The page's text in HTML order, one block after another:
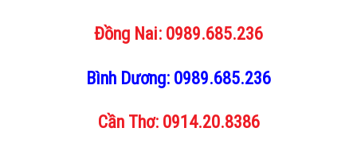
Đồng Nai: 0989.685.236
Bình Dương: 0989.685.236
Cần Thơ: 0914.20.8386